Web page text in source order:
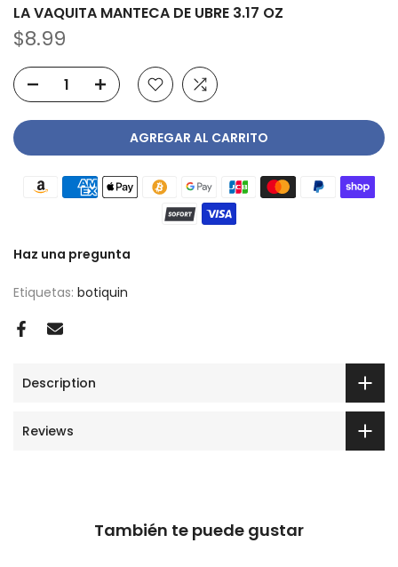
LA VAQUITA MANTECA DE UBRE 3.17 OZ
$8.99
AGREGAR AL CARRITO
Haz una pregunta
Etiquetas: botiquin
Description
Reviews
También te puede gustar